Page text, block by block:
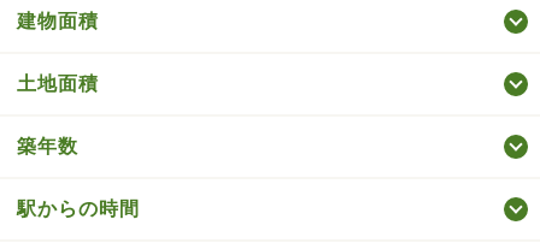
建物面積
土地面積
築年数
駅からの時間